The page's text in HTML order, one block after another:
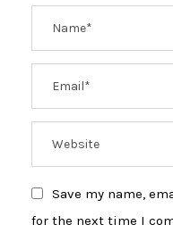
Save my name,
for the next time I